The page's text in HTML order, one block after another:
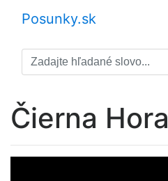
Posunky.sk
Čierna Hora